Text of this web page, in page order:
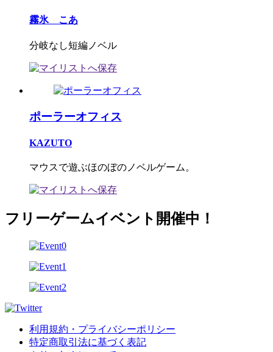
霧氷 こあ
分岐なし短編ノベル
ポーラーオフィス
KAZUTO
マウスで遊ぶほのぼのノベルゲーム。
フリーゲームイベント開催中！
利用規約・プライバシーポリシー
特定商取引法に基づく表記